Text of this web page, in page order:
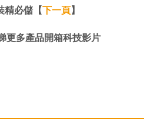
精必儲【下一頁】
更多產品開箱科技影片